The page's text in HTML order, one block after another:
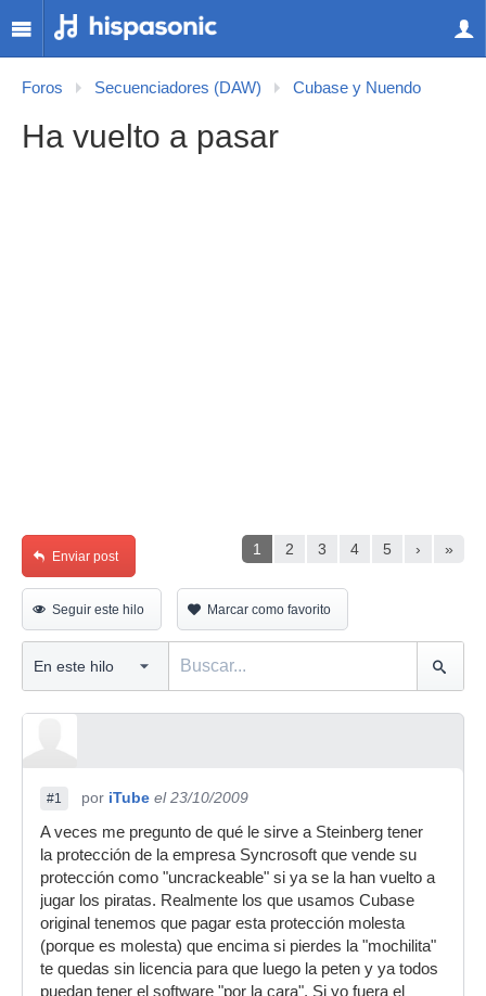
Foros Secuenciadores (DAW) Cubase y Nuendo
Ha vuelto a pasar
1 2 3 4 5 › »
Enviar post
Seguir este hilo Marcar como favorito
#1 por iTube el 23/10/2009
A veces me pregunto de qué le sirve a Steinberg tener
la protección de la empresa Syncrosoft que vende su
protección como "uncrackeable" si ya se la han vuelto a
jugar los piratas. Realmente los que usamos Cubase
original tenemos que pagar esta protección molesta
(porque es molesta) que encima si pierdes la "mochilita"
te quedas sin licencia para que luego la peten y ya todos
puedan tener el software "por la cara". Si yo fuera el